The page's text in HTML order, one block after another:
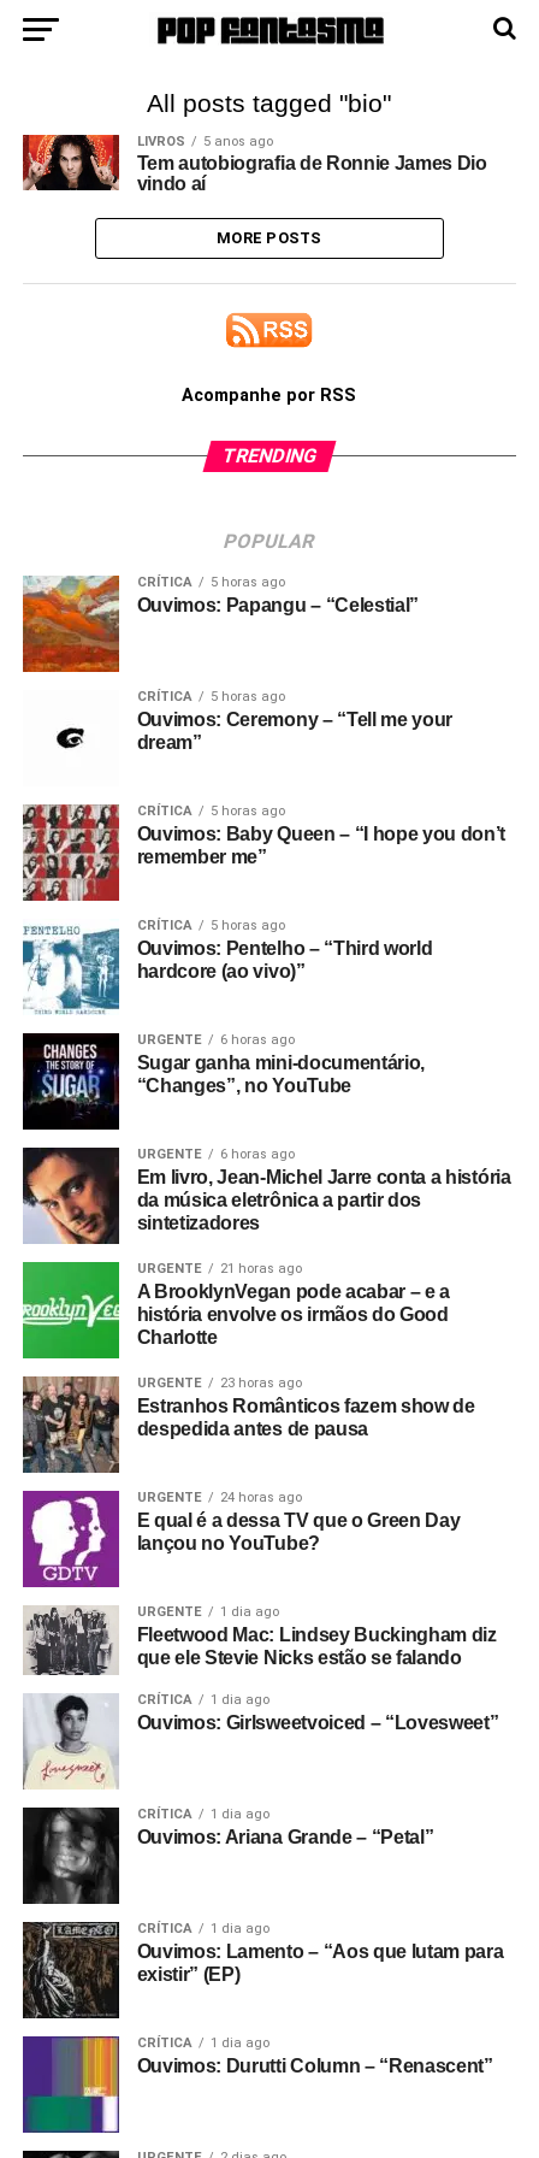
All posts tagged "bio"
LIVROS 5 anos ago
Tem autobiografia de Ronnie James Dio
vindo aí
MORE POSTS
Acompanhe por RSS
TRENDING
POPULAR
CRÍTICA 5 horas ago
Ouvimos: Papangu – “Celestial”
CRÍTICA 5 horas ago
Ouvimos: Ceremony – “Tell me your
dream”
CRÍTICA 5 horas ago
Ouvimos: Baby Queen – “I hope you don’t
remember me”
CRÍTICA 5 horas ago
Ouvimos: Pentelho – “Third world
hardcore (ao vivo)”
URGENTE 6 horas ago
Sugar ganha mini-documentário,
“Changes”, no YouTube
URGENTE 6 horas ago
Em livro, Jean-Michel Jarre conta a história
da música eletrônica a partir dos
sintetizadores
URGENTE 21 horas ago
A BrooklynVegan pode acabar – e a
história envolve os irmãos do Good
Charlotte
URGENTE 23 horas ago
Estranhos Românticos fazem show de
despedida antes de pausa
URGENTE 24 horas ago
E qual é a dessa TV que o Green Day
lançou no YouTube?
URGENTE 1 dia ago
Fleetwood Mac: Lindsey Buckingham diz
que ele Stevie Nicks estão se falando
CRÍTICA 1 dia ago
Ouvimos: Girlsweetvoiced – “Lovesweet”
CRÍTICA 1 dia ago
Ouvimos: Ariana Grande – “Petal”
CRÍTICA 1 dia ago
Ouvimos: Lamento – “Aos que lutam para
existir” (EP)
CRÍTICA 1 dia ago
Ouvimos: Durutti Column – “Renascent”